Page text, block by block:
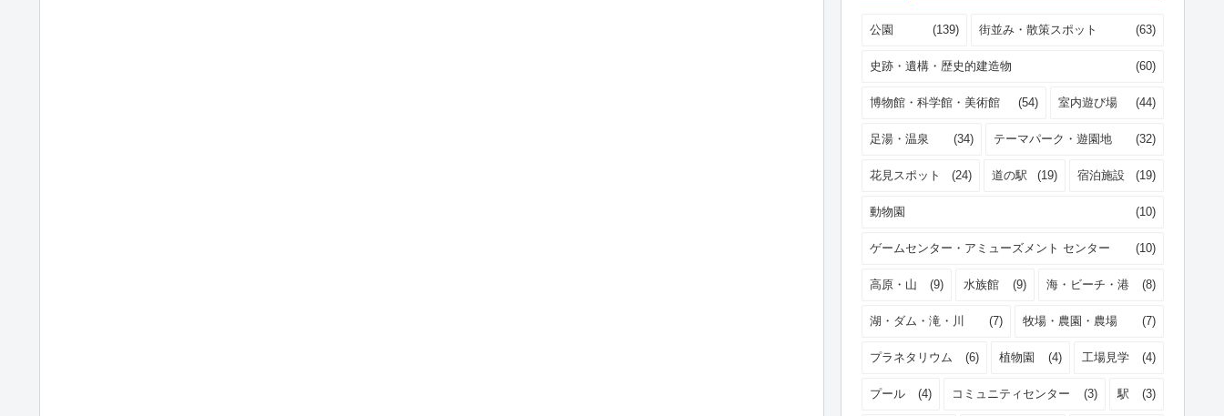
公園 (139) 街並み・散策スポット (63)
史跡・遺構・歴史的建造物 (60)
博物館・科学館・美術館 (54) 室内遊び場 (44)
足湯・温泉 (34) テーマパーク・遊園地 (32)
花見スポット (24) 道の駅 (19) 宿泊施設 (19)
動物園 (10)
ゲームセンター・アミューズメント センター (10)
高原・山 (9) 水族館 (9) 海・ビーチ・港 (8)
湖・ダム・滝・川 (7) 牧場・農園・農場 (7)
プラネタリウム (6) 植物園 (4) 工場見学 (4)
プール (4) コミュニティセンター (3) 駅 (3)